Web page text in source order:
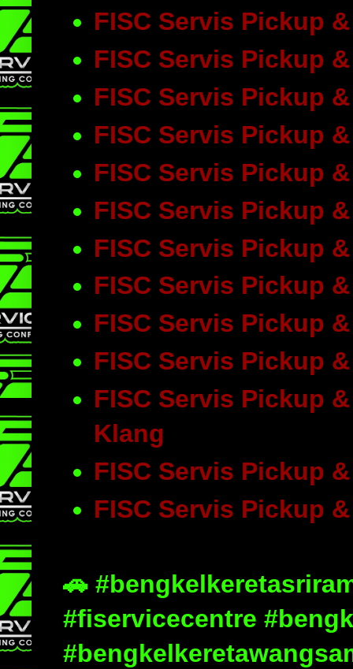
FISC Servis Pickup
FISC Servis Pickup
FISC Servis Pickup
FISC Servis Pickup
FISC Servis Pickup
FISC Servis Pickup
FISC Servis Pickup
FISC Servis Pickup
FISC Servis Pickup
FISC Servis Pickup
FISC Servis Pickup
Klang
FISC Servis Pickup
FISC Servis Pickup
🚗
#fiservicecentre